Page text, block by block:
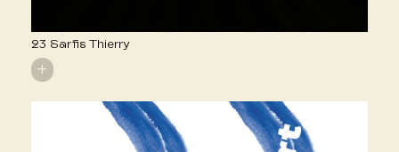
23 Sarfis Thierry
+